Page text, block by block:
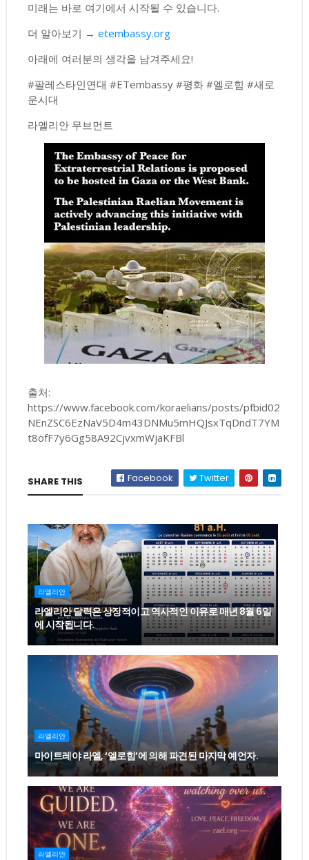
미래는 바로 여기에서 시작될 수 있습니다.
더 알아보기 → etembassy.org
아래에 여러분의 생각을 남겨주세요!
#팔레스타인연대 #ETembassy #평화 #엘로힘 #새로
운시대
라엘리안 무브먼트
출처:
https://www.facebook.com/koraelians/posts/pfbid02
NEnZSC6EzNaV5D4m43DNMu5mHQJsxTqDndT7YM
t8ofF7y6Gg58A92CjvxmWjaKFBl
SHARE THIS Facebook Twitter
라엘리안
라엘리안 달력은 상징적이고 역사적인 이유로 매년 8월 6일
에 시작됩니다.
라엘리안
마이트레야 라엘, ‘엘로힘’에 의해 파견된 마지막 예언자.
라엘리안